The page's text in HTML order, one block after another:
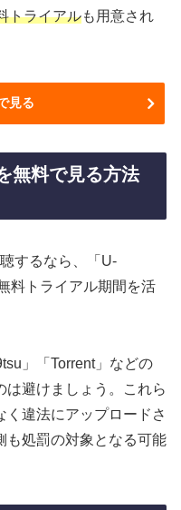
トライアルも用意され
見る
無料で見る方法
するなら、「U-
料トライアル期間を活
」「Torrent」などの
は避けましょう。これら
違法にアップロードさ
も処罰の対象となる可能